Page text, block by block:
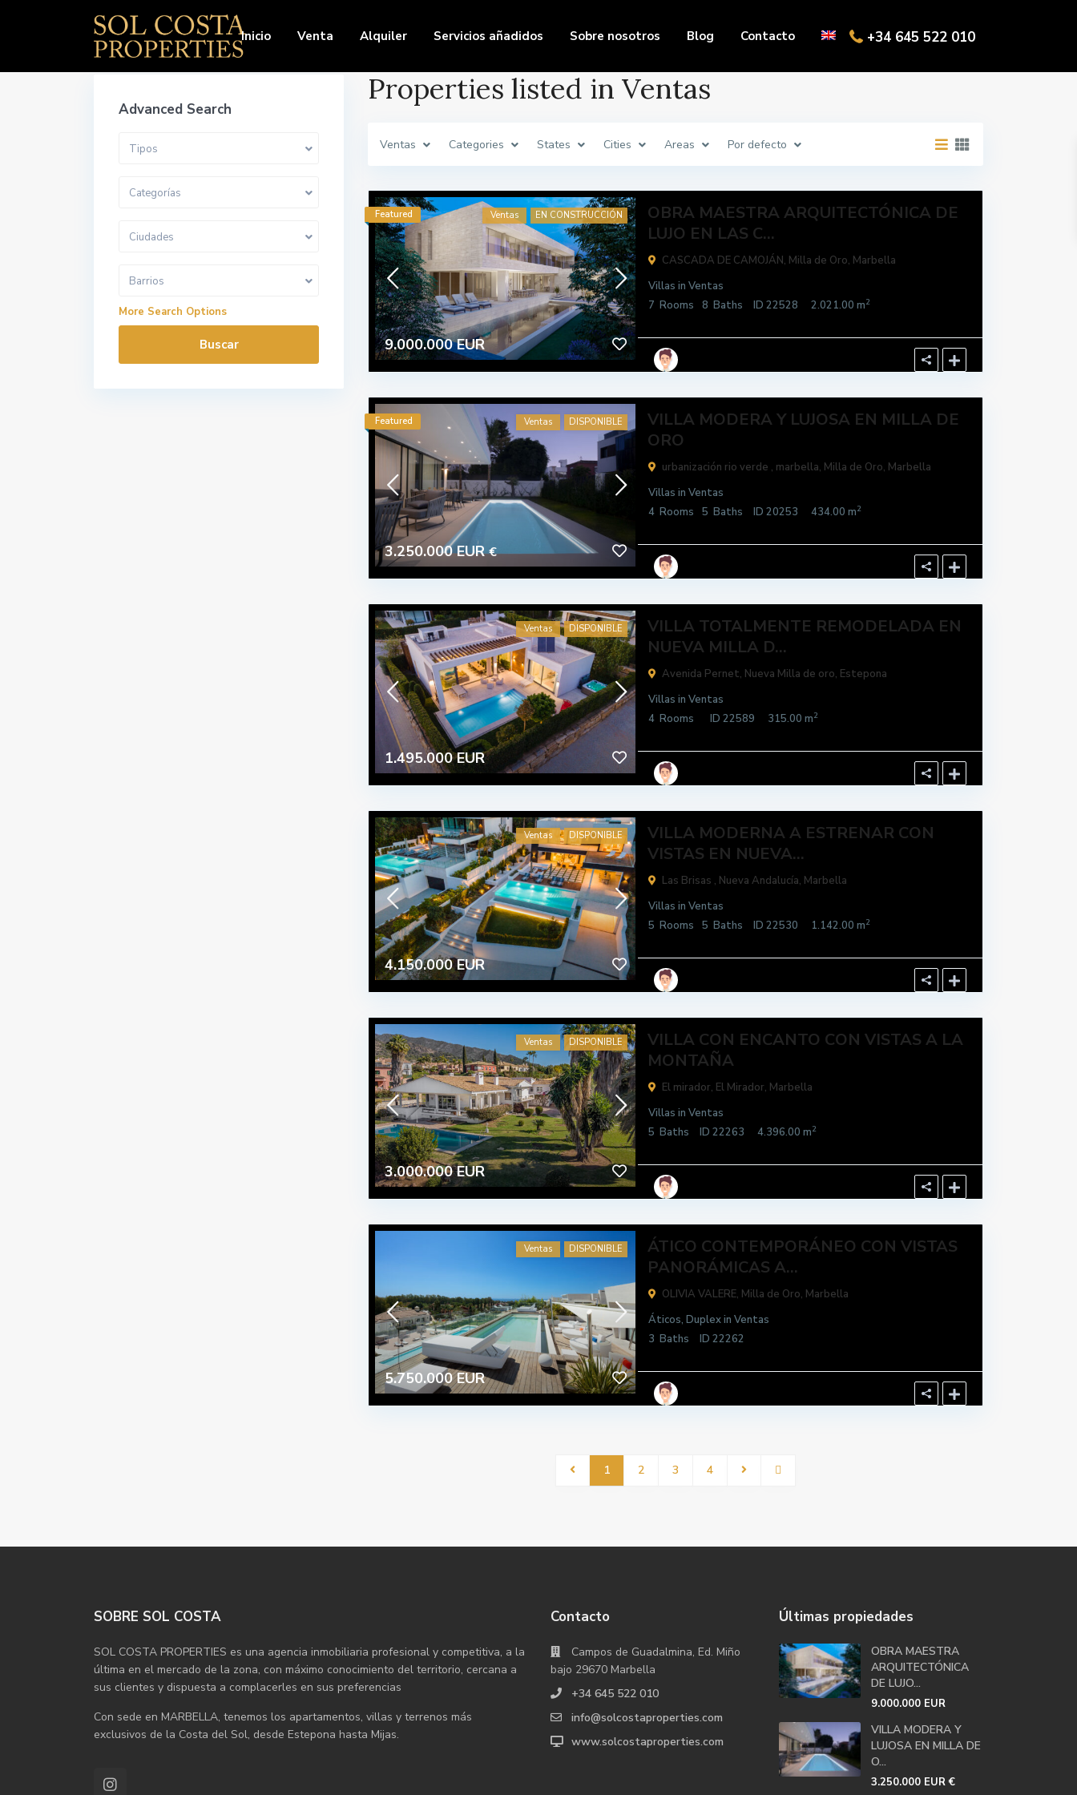
+34 645 522 010
Inicio Venta Alquiler Servicios añadidos Sobre nosotros Blog Contacto
Properties listed in Ventas
Ventas Categories States Cities Areas Por defecto
9.000.000 EUR
Ventas EN CONSTRUCCIÓN
Featured
OBRA MAESTRA ARQUITECTÓNICA DE
LUJO EN LAS C...
CASCADA DE CAMOJÁN, Milla de Oro, Marbella
Villas in Ventas
7 Rooms 8 Baths ID 22528 2.021.00 m2
3.250.000 EUR€
Ventas DISPONIBLE
Featured
VILLA MODERA Y LUJOSA EN MILLA DE
ORO
urbanización rio verde , marbella, Milla de Oro, Marbella
Villas in Ventas
4 Rooms 5 Baths ID 20253 434.00 m2
1.495.000 EUR
Ventas DISPONIBLE
VILLA TOTALMENTE REMODELADA EN
NUEVA MILLA D...
Avenida Pernet, Nueva Milla de oro, Estepona
Villas in Ventas
4 Rooms ID 22589 315.00 m2
4.150.000 EUR
Ventas DISPONIBLE
VILLA MODERNA A ESTRENAR CON
VISTAS EN NUEVA...
Las Brisas , Nueva Andalucía, Marbella
Villas in Ventas
5 Rooms 5 Baths ID 22530 1.142.00 m2
3.000.000 EUR
Ventas DISPONIBLE
VILLA CON ENCANTO CON VISTAS A LA
MONTAÑA
El mirador, El Mirador, Marbella
Villas in Ventas
5 Baths ID 22263 4.396.00 m2
5.750.000 EUR
Ventas DISPONIBLE
ÁTICO CONTEMPORÁNEO CON VISTAS
PANORÁMICAS A...
OLIVIA VALERE, Milla de Oro, Marbella
Áticos, Duplexin Ventas
3 Baths ID 22262
1 2 3 4
Advanced Search
Tipos
Categorías
Ciudades
Barrios
More Search Options
Buscar
SOBRE SOL COSTA
SOL COSTA PROPERTIES es una agencia inmobiliaria profesional y competitiva, a la
última en el mercado de la zona, con máximo conocimiento del territorio, cercana a
sus clientes y dispuesta a complacerles en sus preferencias
Con sede en MARBELLA, tenemos los apartamentos, villas y terrenos más
exclusivos de la Costa del Sol, desde Estepona hasta Mijas.
Contacto
Campos de Guadalmina, Ed. Miño
bajo 29670 Marbella
+34 645 522 010
info@solcostaproperties.com
www.solcostaproperties.com
Últimas propiedades
OBRA MAESTRA
ARQUITECTÓNICA
DE LUJO...
9.000.000 EUR
VILLA MODERA Y
LUJOSA EN MILLA DE
O...
3.250.000 EUR€